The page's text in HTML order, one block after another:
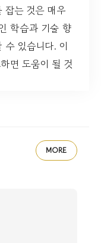
잡는 것은 매우
학습과 기술 향
있습니다. 이
면 도움이 될 것
MORE